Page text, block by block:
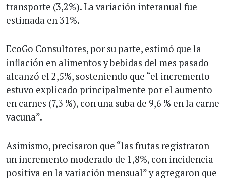
transporte (3,2%). La variación interanual fue
estimada en 31%.
EcoGo Consultores, por su parte, estimó que la
inflación en alimentos y bebidas del mes pasado
alcanzó el 2,5%, sosteniendo que “el incremento
estuvo explicado principalmente por el aumento
en carnes (7,3 %), con una suba de 9,6 % en la carne
vacuna”.
Asimismo, precisaron que “las frutas registraron
un incremento moderado de 1,8%, con incidencia
positiva en la variación mensual” y agregaron que